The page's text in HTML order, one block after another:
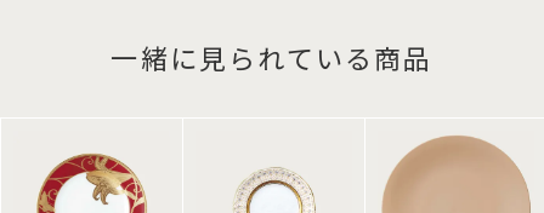
一緒に見られている商品